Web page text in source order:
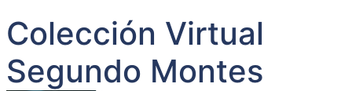
Colección Virtual
Segundo Montes